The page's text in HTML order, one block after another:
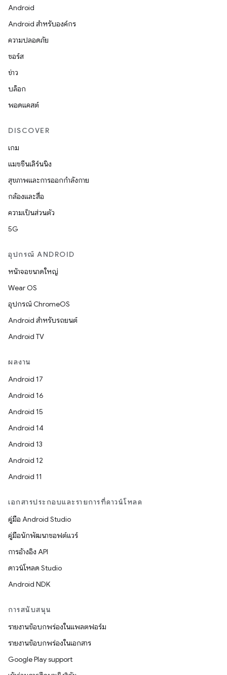
Android
Android สำหรับองค์กร
ความปลอดภัย
ซอร์ส
ข่าว
บล็อก
พอดแคสต์
DISCOVER
เกม
แมชชีนเลิร์นนิง
สุขภาพและการออกกำลังกาย
กล้องและสื่อ
ความเป็นส่วนตัว
5G
อุปกรณ์ ANDROID
หน้าจอขนาดใหญ่
Wear OS
อุปกรณ์ ChromeOS
Android สำหรับรถยนต์
Android TV
ผลงาน
Android 17
Android 16
Android 15
Android 14
Android 13
Android 12
Android 11
เอกสารประกอบและรายการที่ดาวน์โหลด
คู่มือ Android Studio
คู่มือนักพัฒนาซอฟต์แวร์
การอ้างอิง API
ดาวน์โหลด Studio
Android NDK
การสนับสนุน
รายงานข้อบกพร่องในแพลตฟอร์ม
รายงานข้อบกพร่องในเอกสาร
Google Play support